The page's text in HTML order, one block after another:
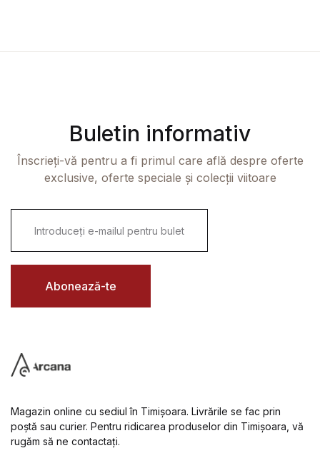
Buletin informativ
Înscrieți-vă pentru a fi primul care află despre oferte
exclusive, oferte speciale și colecții viitoare
i
l
Abonează-te
Magazin online cu sediul în Timișoara. Livrările se fac prin
poștă sau curier. Pentru ridicarea produselor din Timișoara, vă
rugăm să ne contactați.